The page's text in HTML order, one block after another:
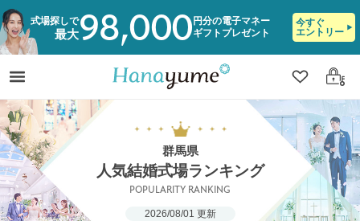
式場探しで
最大98,000 円分の電子マネー
ギフトプレゼント
今すぐ
エントリー
クリップ
ログ
群馬県
人気結婚式場ランキング
POPULARITY RANKING
2026/08/01 更新